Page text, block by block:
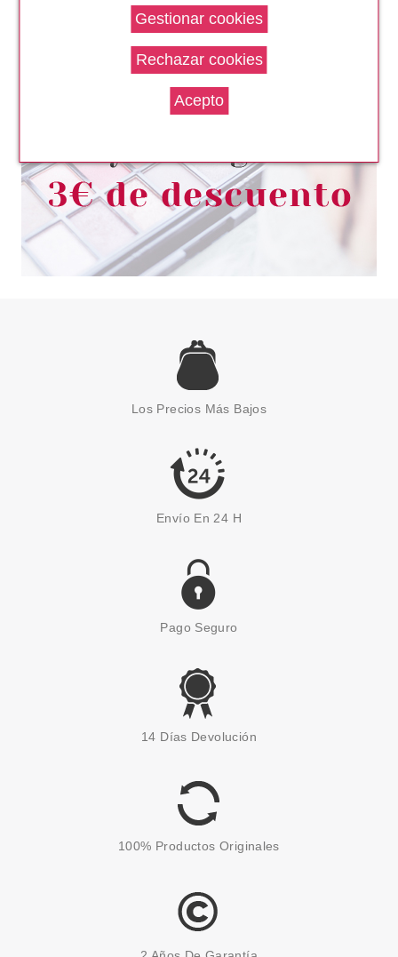
PAYOT
DESINCRUSTANT CHARBON
150 ML
Pvr 26.12€
desde
14.99€
PAYOT
PAYOT L'AUTHENTIQUE 50ML
89.19€
SKEYNDOR
ENERGIZANTE ANTI-STRESS
15.45€
Los Precios Más Bajos
Envío En 24 H
Pago Seguro
14 Días Devolución
100% Productos Originales